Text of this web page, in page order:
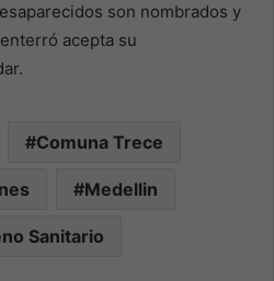
son nombrados y
acepta su
Comuna Trece
Medellin
Sanitario